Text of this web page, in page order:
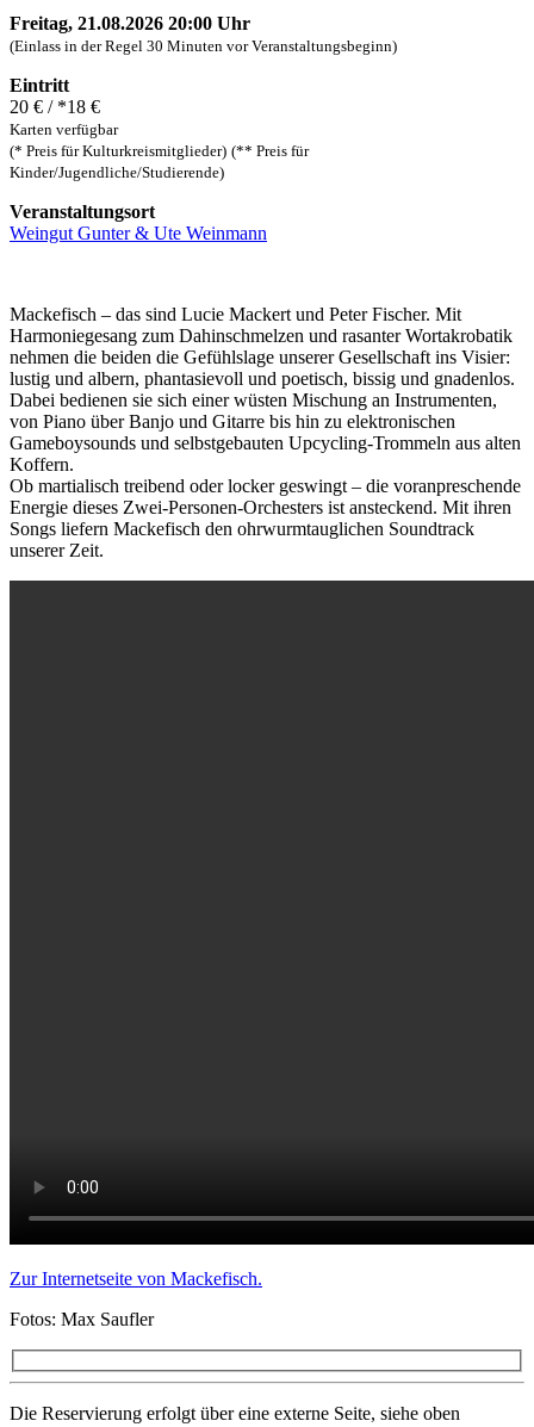
Freitag, 21.08.2026 20:00 Uhr
(Einlass in der Regel 30 Minuten vor Veranstaltungsbeginn)
Eintritt
20 € / *18 €
Karten verfügbar
(* Preis für Kulturkreismitglieder) (** Preis für
Kinder/Jugendliche/Studierende)
Veranstaltungsort
Weingut Gunter & Ute Weinmann
Mackefisch – das sind Lucie Mackert und Peter Fischer. Mit
Harmoniegesang zum Dahinschmelzen und rasanter Wortakrobatik
nehmen die beiden die Gefühlslage unserer Gesellschaft ins Visier:
lustig und albern, phantasievoll und poetisch, bissig und gnadenlos.
Dabei bedienen sie sich einer wüsten Mischung an Instrumenten,
von Piano über Banjo und Gitarre bis hin zu elektronischen
Gameboysounds und selbstgebauten Upcycling-Trommeln aus alten
Koffern.
Ob martialisch treibend oder locker geswingt – die voranpreschende
Energie dieses Zwei-Personen-Orchesters ist ansteckend. Mit ihren
Songs liefern Mackefisch den ohrwurmtauglichen Soundtrack
unserer Zeit.
Zur Internetseite von Mackefisch.
Fotos: Max Saufler
Die Reservierung erfolgt über eine externe Seite, siehe oben